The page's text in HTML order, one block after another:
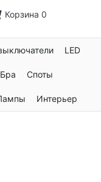
Корзина 0
LED
Бра Споты
Интерьер